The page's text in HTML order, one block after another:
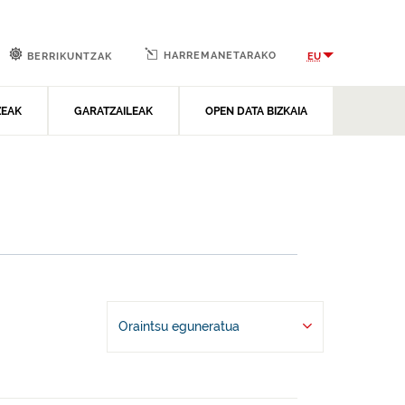
GARATZAILEAK OPEN DATA BIZKAIA
BERRIKUNTZAK HARREMANETARAKO EU
Oraintsu eguneratua